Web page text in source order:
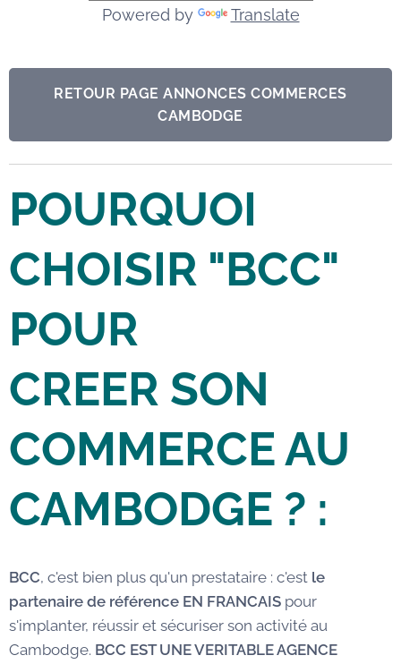
Powered by Translate
RETOUR PAGE ANNONCES COMMERCES
CAMBODGE
POURQUOI
CHOISIR "BCC"
POUR
CREER SON
COMMERCE AU
CAMBODGE ? :
BCC, c'est bien plus qu'un prestataire : c'est le
partenaire de référence EN FRANCAIS pour
s'implanter, réussir et sécuriser son activité au
Cambodge. BCC EST UNE VERITABLE AGENCE